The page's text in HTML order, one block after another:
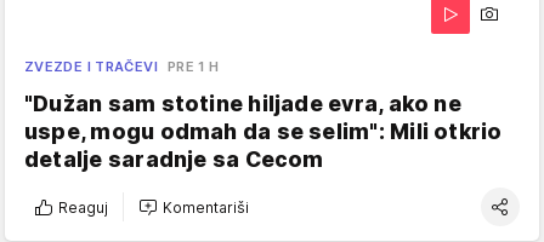
ZVEZDE I TRAČEVI PRE 1 H
"Dužan sam stotine hiljade evra, ako ne
uspe, mogu odmah da se selim": Mili otkrio
detalje saradnje sa Cecom
Reaguj Komentariši